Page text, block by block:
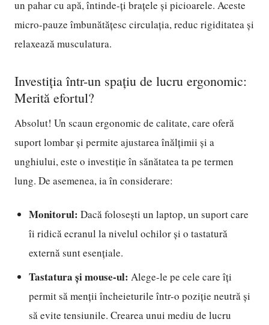
un pahar cu apă, întinde-ți brațele și picioarele. Aceste
micro-pauze îmbunătățesc circulația, reduc rigiditatea și
relaxează musculatura.
Investiția într-un spațiu de lucru ergonomic:
Merită efortul?
Absolut! Un scaun ergonomic de calitate, care oferă
suport lombar și permite ajustarea înălțimii și a
unghiului, este o investiție în sănătatea ta pe termen
lung. De asemenea, ia în considerare:
Monitorul: Dacă folosești un laptop, un suport care
îi ridică ecranul la nivelul ochilor și o tastatură
externă sunt esențiale.
Tastatura și mouse-ul: Alege-le pe cele care îți
permit să menții încheieturile într-o poziție neutră și
să evite tensiunile. Crearea unui mediu de lucru